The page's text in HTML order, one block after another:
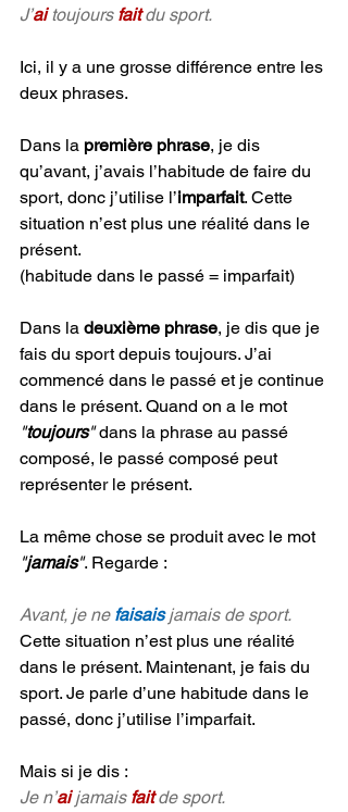
J’ai toujours fait du sport.
Ici, il y a une grosse différence entre les
deux phrases.
Dans la première phrase, je dis
qu’avant, j’avais l’habitude de faire du
sport, donc j’utilise l’imparfait. Cette
situation n’est plus une réalité dans le
présent.
(habitude dans le passé = imparfait)
Dans la deuxième phrase, je dis que je
fais du sport depuis toujours. J’ai
commencé dans le passé et je continue
dans le présent. Quand on a le mot
"toujours" dans la phrase au passé
composé, le passé composé peut
représenter le présent.
La même chose se produit avec le mot
"jamais". Regarde :
Avant, je ne faisais jamais de sport.
Cette situation n’est plus une réalité
dans le présent. Maintenant, je fais du
sport. Je parle d’une habitude dans le
passé, donc j’utilise l’imparfait.
Mais si je dis :
Je n’ai jamais fait de sport.